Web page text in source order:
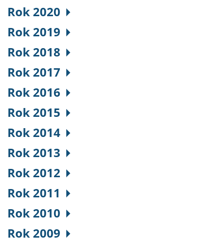
Rok 2020
Rok 2019
Rok 2018
Rok 2017
Rok 2016
Rok 2015
Rok 2014
Rok 2013
Rok 2012
Rok 2011
Rok 2010
Rok 2009